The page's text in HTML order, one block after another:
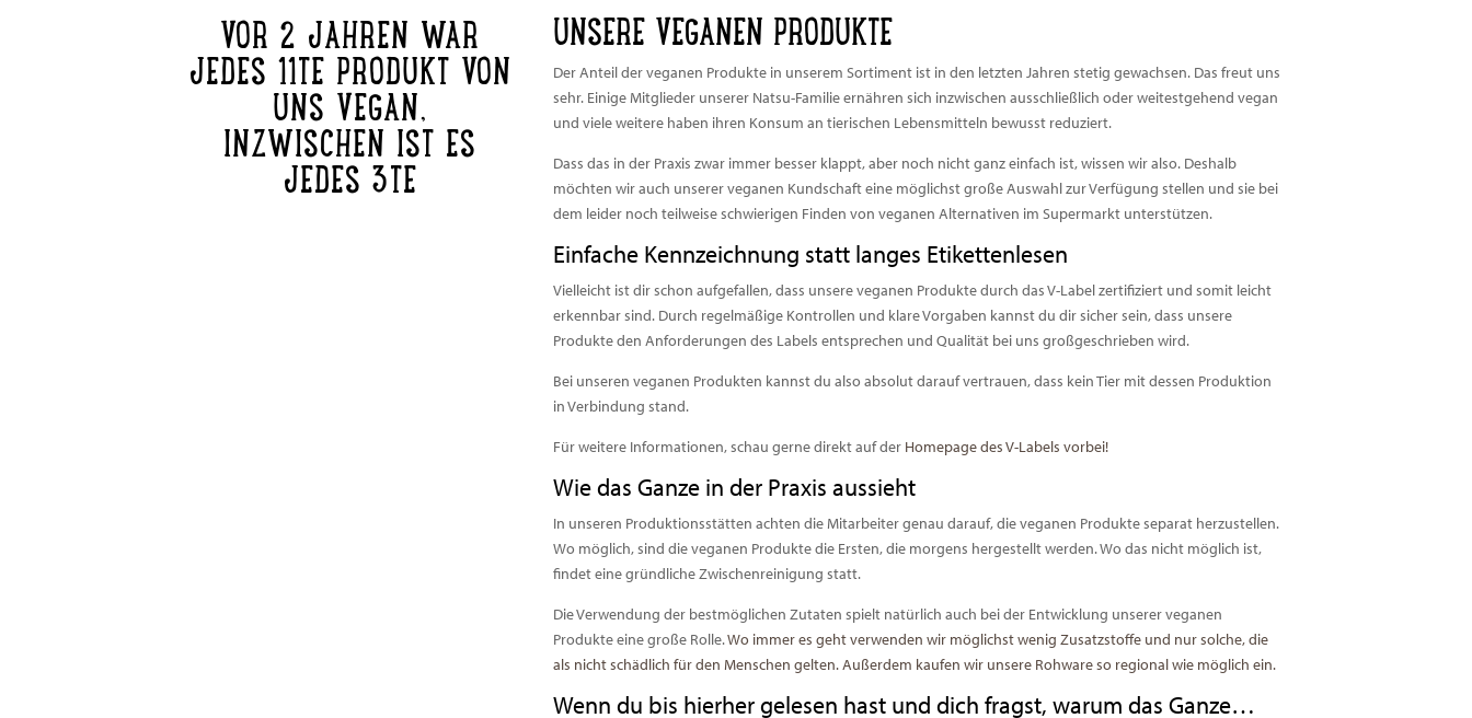
VOR 2 JAHREN WAR
JEDES 11TE PRODUKT VON
UNS VEGAN,
INZWISCHEN IST ES
JEDES 3TE
UNSERE VEGANEN PRODUKTE
Der Anteil der veganen Produkte in unserem Sortiment ist in den letzten Jahren stetig gewachsen. Das freut uns
sehr. Einige Mitglieder unserer Natsu-Familie ernähren sich inzwischen ausschließlich oder weitestgehend vegan
und viele weitere haben ihren Konsum an tierischen Lebensmitteln bewusst reduziert.
Dass das in der Praxis zwar immer besser klappt, aber noch nicht ganz einfach ist, wissen wir also. Deshalb
möchten wir auch unserer veganen Kundschaft eine möglichst große Auswahl zur Verfügung stellen und sie bei
dem leider noch teilweise schwierigen Finden von veganen Alternativen im Supermarkt unterstützen.
Einfache Kennzeichnung statt langes Etikettenlesen
Vielleicht ist dir schon aufgefallen, dass unsere veganen Produkte durch das V-Label zertifiziert und somit leicht
erkennbar sind. Durch regelmäßige Kontrollen und klare Vorgaben kannst du dir sicher sein, dass unsere
Produkte den Anforderungen des Labels entsprechen und Qualität bei uns großgeschrieben wird.
Bei unseren veganen Produkten kannst du also absolut darauf vertrauen, dass kein Tier mit dessen Produktion
in Verbindung stand.
Für weitere Informationen, schau gerne direkt auf der Homepage des V-Labels vorbei!
Wie das Ganze in der Praxis aussieht
In unseren Produktionsstätten achten die Mitarbeiter genau darauf, die veganen Produkte separat herzustellen.
Wo möglich, sind die veganen Produkte die Ersten, die morgens hergestellt werden. Wo das nicht möglich ist,
findet eine gründliche Zwischenreinigung statt.
Die Verwendung der bestmöglichen Zutaten spielt natürlich auch bei der Entwicklung unserer veganen
Produkte eine große Rolle.Wo immer es geht verwenden wir möglichst wenig Zusatzstoffe und nur solche, die
als nicht schädlich für den Menschen gelten.Außerdem kaufen wir unsere Rohware so regional wie möglich ein.
Wenn du bis hierher gelesen hast und dich fragst, warum das Ganze…